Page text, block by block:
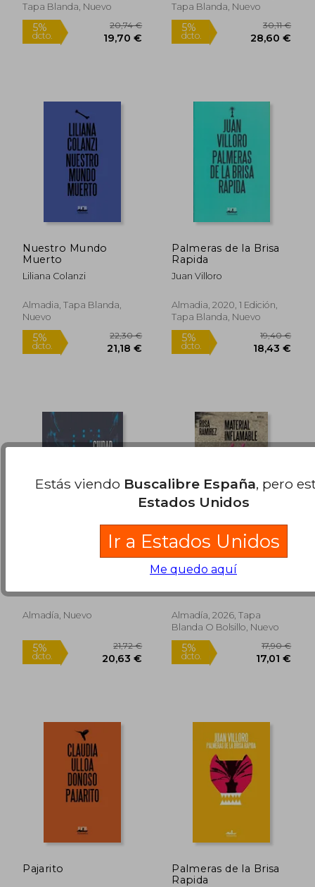
5% 5%
Tapa Blanda, Nuevo
5% 20,74 €
Tapa Blanda, Nuevo
5%
Nuestro Mundo
Muerto
Liliana Colanzi
Almadia, Tapa Blanda,
Nuevo
Palmeras de la Brisa
Rapida
Juan Villoro
Almadia, 2020, 1 Edición,
Tapa Blanda, Nuevo
Almadía, Nuevo
Material inflamable
Almadía, 2026, Tapa
Blanda O Bolsillo, Nuevo
Pajarito
Palmeras de la Brisa
Rapida
Estás viendo Buscalibre España, pero
Estados Unidos
Ir a Estados Unidos
Me quedo aquí